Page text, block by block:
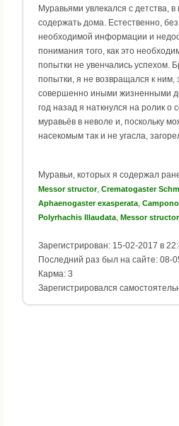
Муравьями увлекался с детства,
содержать дома. Естественно,
необходимой информации и
понимания того, как это
попытки не увенчались успехом.
попытки, я не возвращался к ним,
совершенно иными жизненными
год назад я наткнулся на ролик о
муравьёв в неволе и, поскольку
насекомым так и не угасла,
Муравьи, которых я содержал
Messor structor, Crematogaster
Aphaenogaster exasperata
Polyrhachis Illaudata Messor structor
Зарегистрирован: 15-02-2017 в
Последний раз был на сайте: 08-
Карма: 3
Зарегистрировался